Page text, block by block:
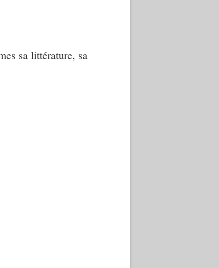
sa littérature, sa